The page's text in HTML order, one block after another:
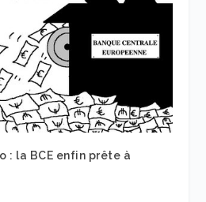
: la BCE enfin prête à